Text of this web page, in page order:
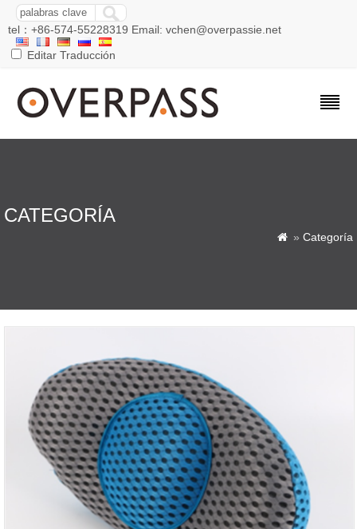
tel：+86-574-55228319 Email: vchen@overpassie.net
Editar Traducción
CATEGORÍA
 » Categoría